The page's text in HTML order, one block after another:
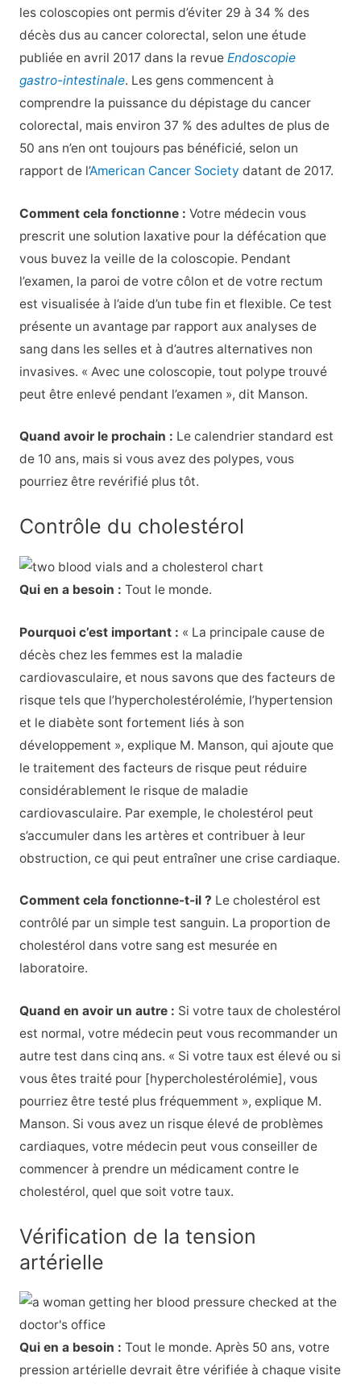
les coloscopies ont permis d’éviter 29 à 34 % des
décès dus au cancer colorectal, selon une étude
publiée en avril 2017 dans la revue Endoscopie
gastro-intestinale. Les gens commencent à
comprendre la puissance du dépistage du cancer
colorectal, mais environ 37 % des adultes de plus de
50 ans n’en ont toujours pas bénéficié, selon un
rapport de l’American Cancer Society datant de 2017.
Comment cela fonctionne : Votre médecin vous
prescrit une solution laxative pour la défécation que
vous buvez la veille de la coloscopie. Pendant
l’examen, la paroi de votre côlon et de votre rectum
est visualisée à l’aide d’un tube fin et flexible. Ce test
présente un avantage par rapport aux analyses de
sang dans les selles et à d’autres alternatives non
invasives. « Avec une coloscopie, tout polype trouvé
peut être enlevé pendant l’examen », dit Manson.
Quand avoir le prochain : Le calendrier standard est
de 10 ans, mais si vous avez des polypes, vous
pourriez être revérifié plus tôt.
Contrôle du cholestérol
Qui en a besoin : Tout le monde.
Pourquoi c’est important : « La principale cause de
décès chez les femmes est la maladie
cardiovasculaire, et nous savons que des facteurs de
risque tels que l’hypercholestérolémie, l’hypertension
et le diabète sont fortement liés à son
développement », explique M. Manson, qui ajoute que
le traitement des facteurs de risque peut réduire
considérablement le risque de maladie
cardiovasculaire. Par exemple, le cholestérol peut
s’accumuler dans les artères et contribuer à leur
obstruction, ce qui peut entraîner une crise cardiaque.
Comment cela fonctionne-t-il ? Le cholestérol est
contrôlé par un simple test sanguin. La proportion de
cholestérol dans votre sang est mesurée en
laboratoire.
Quand en avoir un autre : Si votre taux de cholestérol
est normal, votre médecin peut vous recommander un
autre test dans cinq ans. « Si votre taux est élevé ou si
vous êtes traité pour [hypercholestérolémie], vous
pourriez être testé plus fréquemment », explique M.
Manson. Si vous avez un risque élevé de problèmes
cardiaques, votre médecin peut vous conseiller de
commencer à prendre un médicament contre le
cholestérol, quel que soit votre taux.
Vérification de la tension
artérielle
Qui en a besoin : Tout le monde. Après 50 ans, votre
pression artérielle devrait être vérifiée à chaque visite